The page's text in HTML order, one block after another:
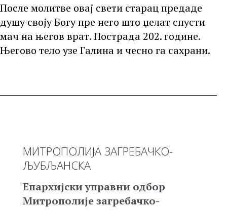
После молитве овај свети старац предаде
душу своју Богу пре него што џелат спусти
мач на његов врат. Пострада 202. године.
Његово тело узе Галина и чесно га сахрани.
МИТРОПОЛИЈА ЗАГРЕБАЧКО-
ЉУБЉАНСКА
Епархијски управни одбор
Митрополије загребачко-